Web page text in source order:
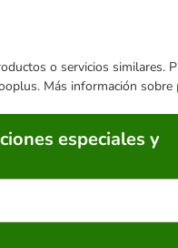
o servicios
Más información sobre
especiales y